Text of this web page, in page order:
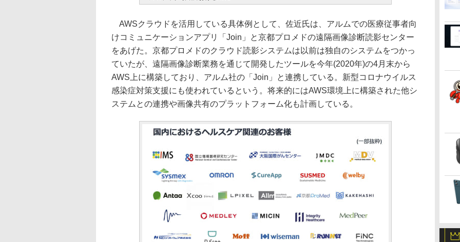
AWSクラウドを活用している具体例として、佐近氏は、アルムでの医療従事者向
けコミュニケーションアプリ「Join」と京都プロメドの遠隔画像診断読影センター
をあげた。京都プロメドのクラウド読影システムは以前は独自のシステムをつかっ
ていたが、遠隔画像診断業務を通じて開発したツールを今年(2020年)の4月末から
AWS上に構築しており、アルム社の「Join」と連携している。新型コロナウイルス
感染症対策支援にも使われているという。将来的にはAWS環境上に構築された他シ
ステムとの連携や画像共有のプラットフォーム化も計画している。